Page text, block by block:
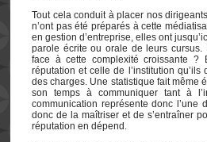
Tout cela conduit à placer nos
n’ont pas été préparés à cette
en gestion d’entreprise, elles ont
parole écrite ou orale de leurs
face à cette complexité croissante ?
réputation et celle de l’institution
des charges. Une statistique fait même
son temps à communiquer tant à
communication représente donc
donc de la maîtriser et de s’entraîner
réputation en dépend.